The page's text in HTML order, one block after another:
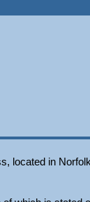
located in